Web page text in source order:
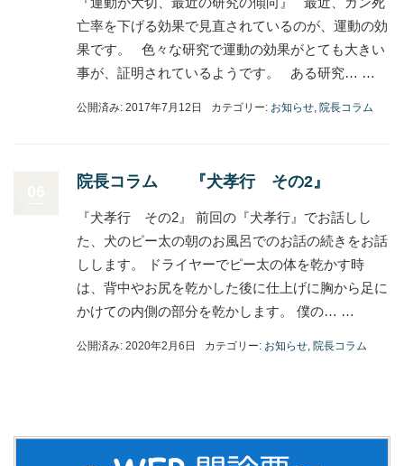
亡率を下げる効果で見直されているのが、運動の効
果です。 色々な研究で運動の効果がとても大きい
事が、証明されているようです。 ある研究… …
公開済み: 2017年7月12日 カテゴリー: お知らせ, 院長コラム
院長コラム 『犬孝行 その2』
『犬孝行 その2』 前回の『犬孝行』でお話しし
た、犬のピー太の朝のお風呂でのお話の続きをお話
しします。 ドライヤーでピー太の体を乾かす時
は、背中やお尻を乾かした後に仕上げに胸から足に
かけての内側の部分を乾かします。 僕の… …
公開済み: 2020年2月6日 カテゴリー: お知らせ, 院長コラム